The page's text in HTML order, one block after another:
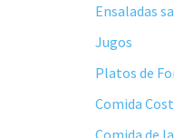
Ensaladas
Jugos
Platos de
Comida
Comida de